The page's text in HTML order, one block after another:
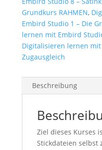
Grundkurs RAHMEN,
Embird Studio 1 – Die
lernen mit Embird
Digitalisieren lernen
Zugausgleich
Beschreibung
Ziel dieses Kurses
Stickdateien selbst